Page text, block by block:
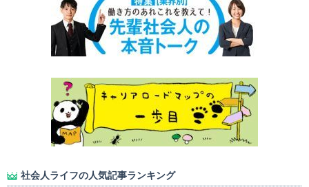
社会人ライフの人気記事ランキング